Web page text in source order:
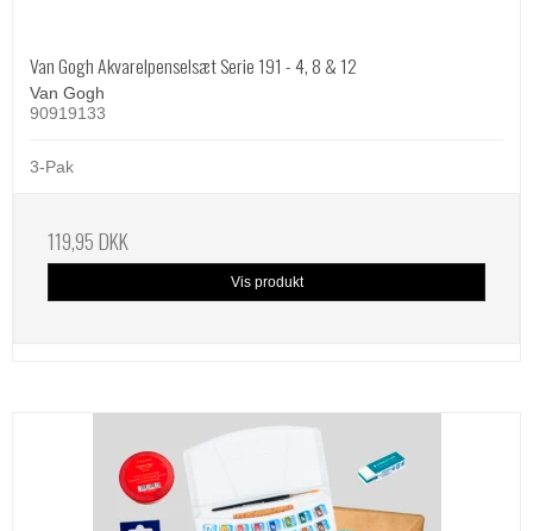
Van Gogh Akvarelpenselsæt Serie 191 - 4, 8 & 12
Van Gogh
90919133
3-Pak
119,95 DKK
Vis produkt